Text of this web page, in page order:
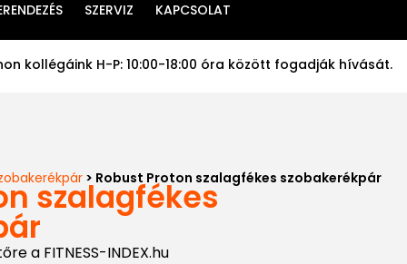
SZERVIZ KAPCSOLAT
kollégáink H-P: 10:00-18:00 óra között fogadják hívását.
> Robust Proton szalagfékes szobakerékpár
szalagfékes
a FITNESS-INDEX.hu